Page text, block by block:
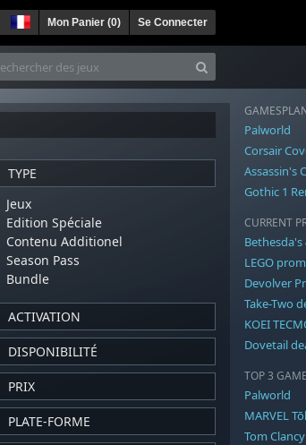
Mon Panier (0) Se Connecter
TYPE
Jeux
Edition Spéciale
Contenu Additionel
Season Pass
Bundle
ACTIVATION
DISPONIBILITÉ
PRIX
PLATE-FORME
Palworld
Corsair
Assassin's
Gothic 1
CURRENT
LEGO
Devolver
Take-Two
KOEI
Dovetail
TOP 3
Palworld
MARVEL
Tom